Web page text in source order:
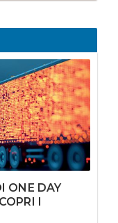
ONE DAY
I